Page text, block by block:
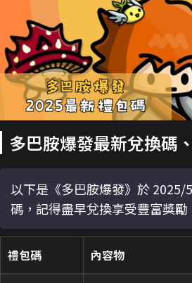
多巴胺爆發最新兌換碼
以下是《多巴胺爆發》於 2025/
碼，記得盡早兌換享受豐富獎勵
禮包碼 內容物